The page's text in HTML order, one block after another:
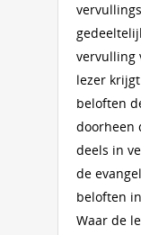
vervulling
lezer
beloften
doorheen
deels in
de
beloften
Waar de